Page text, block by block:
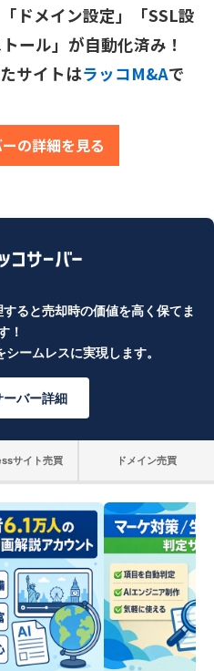
ドメイン設定」「SSL設
ール」が自動化済み！
サイトはラッコM&Aで
の詳細を見る
ると売却時の価値を高く保てま
！
ームレスに実現します。
ーバー詳細
サイト売買 ドメイン売買